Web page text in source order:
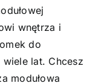
wnętrza i
do
wiele lat. Chcesz
modułowa